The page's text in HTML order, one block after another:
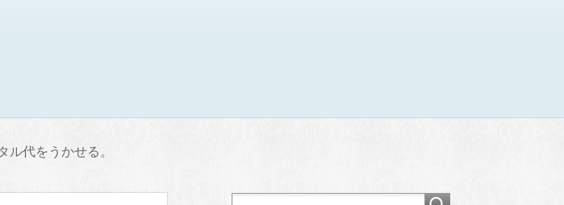
ル代をうかせる。